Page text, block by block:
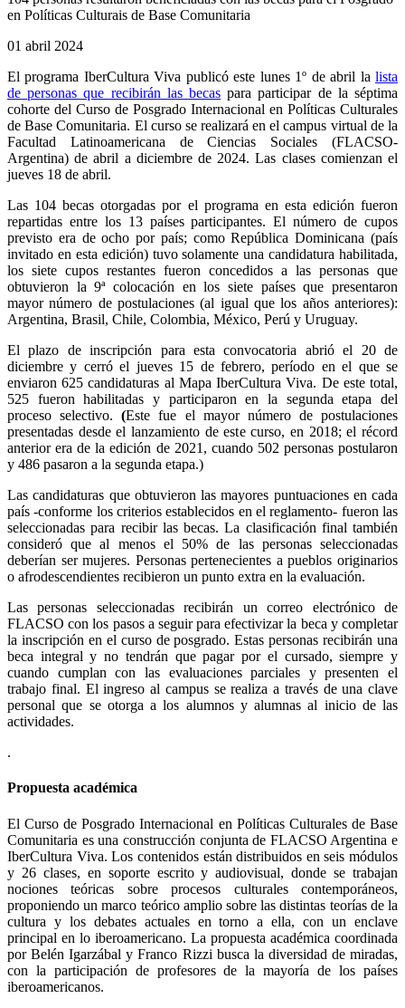
en Políticas Culturais de Base Comunitaria
01 abril 2024
El programa IberCultura Viva publicó este lunes 1º de abril la lista
de personas que recibirán las becas para participar de la séptima
cohorte del Curso de Posgrado Internacional en Políticas Culturales
de Base Comunitaria. El curso se realizará en el campus virtual de la
Facultad Latinoamericana de Ciencias Sociales (FLACSO-
Argentina) de abril a diciembre de 2024. Las clases comienzan el
jueves 18 de abril.
Las 104 becas otorgadas por el programa en esta edición fueron
repartidas entre los 13 países participantes. El número de cupos
previsto era de ocho por país; como República Dominicana (país
invitado en esta edición) tuvo solamente una candidatura habilitada,
los siete cupos restantes fueron concedidos a las personas que
obtuvieron la 9ª colocación en los siete países que presentaron
mayor número de postulaciones (al igual que los años anteriores):
Argentina, Brasil, Chile, Colombia, México, Perú y Uruguay.
El plazo de inscripción para esta convocatoria abrió el 20 de
diciembre y cerró el jueves 15 de febrero, período en el que se
enviaron 625 candidaturas al Mapa IberCultura Viva. De este total,
525 fueron habilitadas y participaron en la segunda etapa del
proceso selectivo. (Este fue el mayor número de postulaciones
presentadas desde el lanzamiento de este curso, en 2018; el récord
anterior era de la edición de 2021, cuando 502 personas postularon
y 486 pasaron a la segunda etapa.)
Las candidaturas que obtuvieron las mayores puntuaciones en cada
país -conforme los criterios establecidos en el reglamento- fueron las
seleccionadas para recibir las becas. La clasificación final también
consideró que al menos el 50% de las personas seleccionadas
deberían ser mujeres. Personas pertenecientes a pueblos originarios
o afrodescendientes recibieron un punto extra en la evaluación.
Las personas seleccionadas recibirán un correo electrónico de
FLACSO con los pasos a seguir para efectivizar la beca y completar
la inscripción en el curso de posgrado. Estas personas recibirán una
beca integral y no tendrán que pagar por el cursado, siempre y
cuando cumplan con las evaluaciones parciales y presenten el
trabajo final. El ingreso al campus se realiza a través de una clave
personal que se otorga a los alumnos y alumnas al inicio de las
actividades.
.
Propuesta académica
El Curso de Posgrado Internacional en Políticas Culturales de Base
Comunitaria es una construcción conjunta de FLACSO Argentina e
IberCultura Viva. Los contenidos están distribuidos en seis módulos
y 26 clases, en soporte escrito y audiovisual, donde se trabajan
nociones teóricas sobre procesos culturales contemporáneos,
proponiendo un marco teórico amplio sobre las distintas teorías de la
cultura y los debates actuales en torno a ella, con un enclave
principal en lo iberoamericano. La propuesta académica coordinada
por Belén Igarzábal y Franco Rizzi busca la diversidad de miradas,
con la participación de profesores de la mayoría de los países
iberoamericanos.